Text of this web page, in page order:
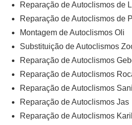
Reparação de Autoclismos de
Reparação de Autoclismos de
Montagem de Autoclismos Oli
Substituição de Autoclismos
Reparação de Autoclismos
Reparação de Autoclismos
Reparação de Autoclismos
Reparação de Autoclismos Jas
Reparação de Autoclismos